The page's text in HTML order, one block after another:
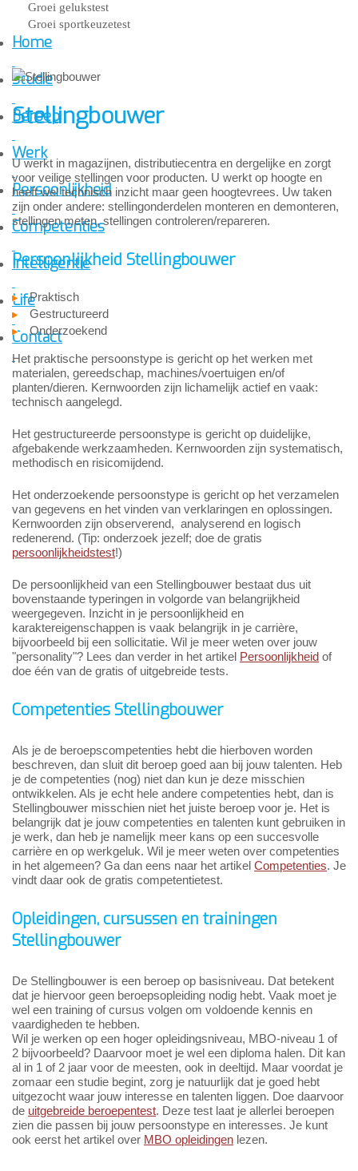
Groei gelukstest
Groei sportkeuzetest
Home
Studie
Beroep
Werk
Persoonlijkheid
Competenties
Intelligentie
Life
Contact
Stellingbouwer
U werkt in magazijnen, distributiecentra en dergelijke en zorgt
voor veilige stellingen voor producten. U werkt op hoogte en
heeft wel technisch inzicht maar geen hoogtevrees. Uw taken
zijn onder andere: stellingonderdelen monteren en demonteren,
stellingen meten, stellingen controleren/repareren.
Persoonlijkheid Stellingbouwer
Praktisch
Gestructureerd
Onderzoekend
Het praktische persoonstype is gericht op het werken met
materialen, gereedschap, machines/voertuigen en/of
planten/dieren. Kernwoorden zijn lichamelijk actief en vaak:
technisch aangelegd.
Het gestructureerde persoonstype is gericht op duidelijke,
afgebakende werkzaamheden. Kernwoorden zijn systematisch,
methodisch en risicomijdend.
Het onderzoekende persoonstype is gericht op het verzamelen
van gegevens en het vinden van verklaringen en oplossingen.
Kernwoorden zijn observerend, analyserend en logisch
redenerend. (Tip: onderzoek jezelf; doe de gratis
persoonlijkheidstest!)
De persoonlijkheid van een Stellingbouwer bestaat dus uit
bovenstaande typeringen in volgorde van belangrijkheid
weergegeven. Inzicht in je persoonlijkheid en
karaktereigenschappen is vaak belangrijk in je carrière,
bijvoorbeeld bij een sollicitatie. Wil je meer weten over jouw
"personality"? Lees dan verder in het artikel Persoonlijkheid of
doe één van de gratis of uitgebreide tests.
Competenties Stellingbouwer
Als je de beroepscompetenties hebt die hierboven worden
beschreven, dan sluit dit beroep goed aan bij jouw talenten. Heb
je de competenties (nog) niet dan kun je deze misschien
ontwikkelen. Als je echt hele andere competenties hebt, dan is
Stellingbouwer misschien niet het juiste beroep voor je. Het is
belangrijk dat je jouw competenties en talenten kunt gebruiken in
je werk, dan heb je namelijk meer kans op een succesvolle
carrière en op werkgeluk. Wil je meer weten over competenties
in het algemeen? Ga dan eens naar het artikel Competenties. Je
vindt daar ook de gratis competentietest.
Opleidingen, cursussen en trainingen
Stellingbouwer
De Stellingbouwer is een beroep op basisniveau. Dat betekent
dat je hiervoor geen beroepsopleiding nodig hebt. Vaak moet je
wel een training of cursus volgen om voldoende kennis en
vaardigheden te hebben.
Wil je werken op een hoger opleidingsniveau, MBO-niveau 1 of
2 bijvoorbeeld? Daarvoor moet je wel een diploma halen. Dit kan
al in 1 of 2 jaar voor de meesten, ook in deeltijd. Maar voordat je
zomaar een studie begint, zorg je natuurlijk dat je goed hebt
uitgezocht waar jouw interesse en talenten liggen. Doe daarvoor
de uitgebreide beroepentest. Deze test laat je allerlei beroepen
zien die passen bij jouw persoonstype en interesses. Je kunt
ook eerst het artikel over MBO opleidingen lezen.